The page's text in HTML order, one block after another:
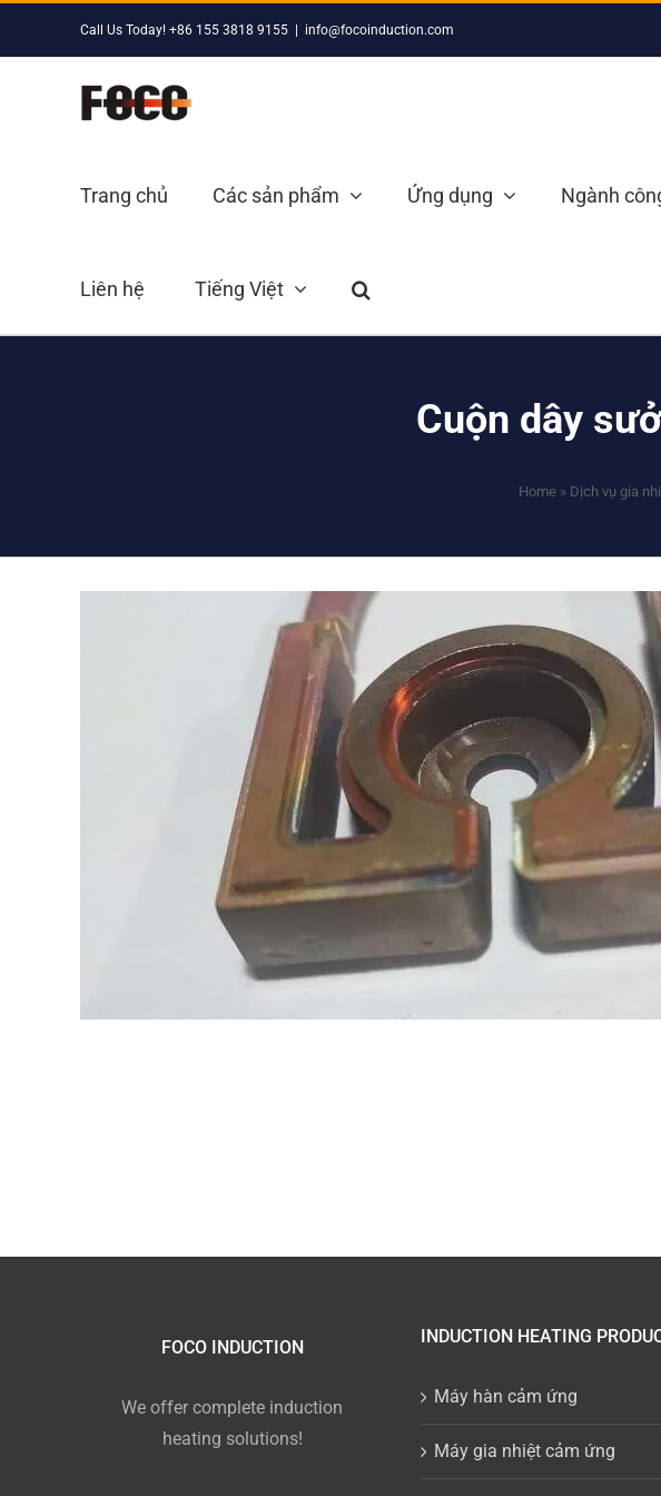
Call Us Today! +86 155 3818 9155 info@focoinduction.com
Trang chủ Các sản phẩm Ứng dụng Ngành
Liên hệ Tiếng Việt
Cuộn dây
Home » Dịch vụ gia
FOCO INDUCTION
We offer complete induction
heating solutions!
INDUCTION HEATING
Máy hàn cảm ứng
Máy gia nhiệt cảm ứng